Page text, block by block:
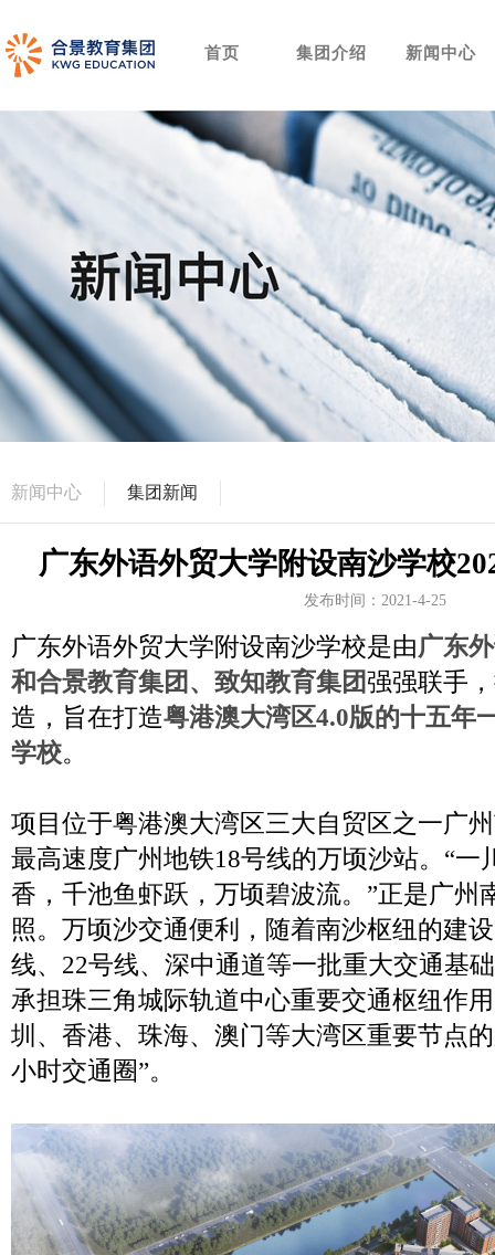
首页 集团介绍 新闻中心
新闻中心 集团新闻
广东外语外贸大学附设南沙学校
发布时间：2021-4-25
广东外语外贸大学附设南沙学校是由广东
和合景教育集团、致知教育集团强强联手
造，旨在打造粤港澳大湾区4.0版的十五年
学校。
项目位于粤港澳大湾区三大自贸区之一广
最高速度广州地铁18号线的万顷沙站。“一
香，千池鱼虾跃，万顷碧波流。”正是广州
照。万顷沙交通便利，随着南沙枢纽的建
线、22号线、深中通道等一批重大交通基
承担珠三角城际轨道中心重要交通枢纽作
圳、香港、珠海、澳门等大湾区重要节点
小时交通圈”。